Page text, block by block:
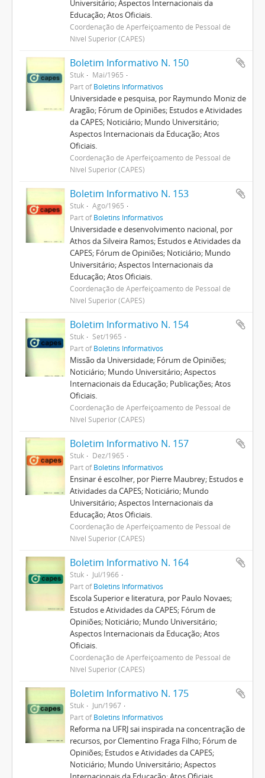
Universitário; Aspectos Internacionais da
Educação; Atos Oficiais.
Coordenação de Aperfeiçoamento de Pessoal de
Nível Superior (CAPES)
Boletim Informativo N. 150
Stuk
Mai/1965
Part ofBoletins Informativos
Universidade e pesquisa, por Raymundo Moniz de
Aragão; Fórum de Opiniões; Estudos e Atividades
da CAPES; Noticiário; Mundo Universitário;
Aspectos Internacionais da Educação; Atos
Oficiais.
Coordenação de Aperfeiçoamento de Pessoal de
Nível Superior (CAPES)
Boletim Informativo N. 153
Stuk
Ago/1965
Part ofBoletins Informativos
Universidade e desenvolvimento nacional, por
Athos da Silveira Ramos; Estudos e Atividades da
CAPES; Fórum de Opiniões; Noticiário; Mundo
Universitário; Aspectos Internacionais da
Educação; Atos Oficiais.
Coordenação de Aperfeiçoamento de Pessoal de
Nível Superior (CAPES)
Boletim Informativo N. 154
Stuk
Set/1965
Part ofBoletins Informativos
Missão da Universidade; Fórum de Opiniões;
Noticiário; Mundo Universitário; Aspectos
Internacionais da Educação; Publicações; Atos
Oficiais.
Coordenação de Aperfeiçoamento de Pessoal de
Nível Superior (CAPES)
Boletim Informativo N. 157
Stuk
Dez/1965
Part ofBoletins Informativos
Ensinar é escolher, por Pierre Maubrey; Estudos e
Atividades da CAPES; Noticiário; Mundo
Universitário; Aspectos Internacionais da
Educação; Atos Oficiais.
Coordenação de Aperfeiçoamento de Pessoal de
Nível Superior (CAPES)
Boletim Informativo N. 164
Stuk
Jul/1966
Part ofBoletins Informativos
Escola Superior e literatura, por Paulo Novaes;
Estudos e Atividades da CAPES; Fórum de
Opiniões; Noticiário; Mundo Universitário;
Aspectos Internacionais da Educação; Atos
Oficiais.
Coordenação de Aperfeiçoamento de Pessoal de
Nível Superior (CAPES)
Boletim Informativo N. 175
Stuk
Jun/1967
Part ofBoletins Informativos
Reforma na UFRJ sai inspirada na concentração de
recursos, por Clementino Fraga Filho; Fórum de
Opiniões; Estudos e Atividades da CAPES;
Noticiário; Mundo Universitário; Aspectos